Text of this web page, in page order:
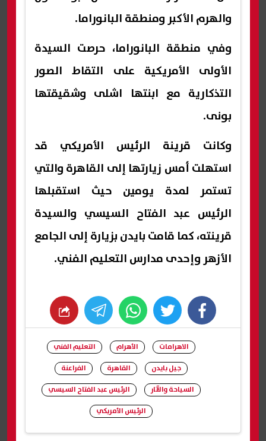
والهرم الأكبر ومنطقة البانوراما.
وفي منطقة البانوراما، حرصت السيدة
الأولى الأمريكية على التقاط الصور
التذكارية مع ابنتها اشلى وشقيقتها
بونى.
وكانت قرينة الرئيس الأمريكي قد
استهلت أمس زيارتها إلى القاهرة والتي
تستمر لمدة يومين حيث استقبلها
الرئيس عبد الفتاح السيسي والسيدة
قرينته، كما قامت بايدن بزيارة إلى الجامع
الأزهر وإحدى مدارس التعليم الفني.
facebook
twitter
whats
الاهرامات الأهرام
التعليم الفني
جيل بايدن
القاهرة
الفراعنة
السياحة والآثار
الرئيس عبد الفتاح السيسي
الرئيس الأمريكي